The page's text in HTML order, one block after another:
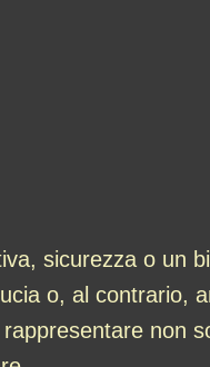
sicurezza o un
o, al contrario,
non